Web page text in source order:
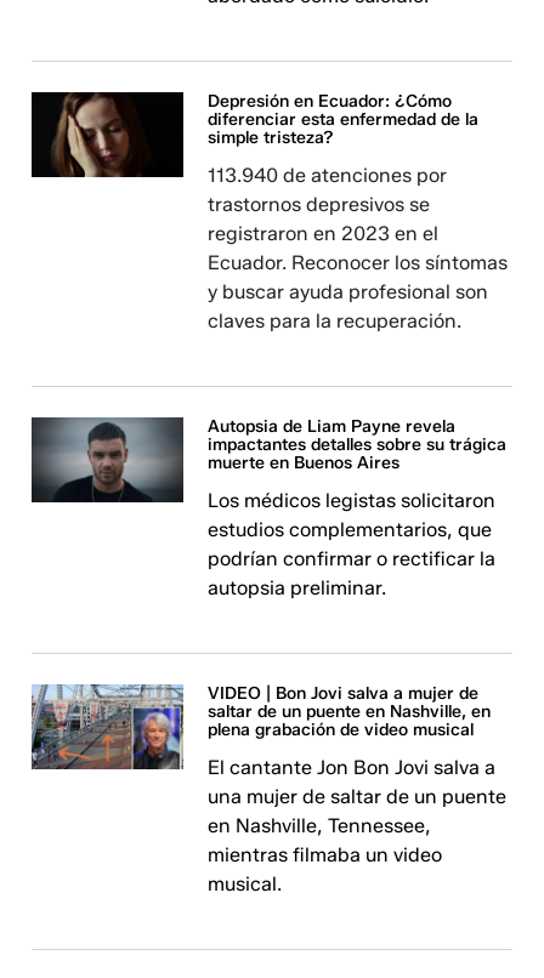
Depresión en Ecuador: ¿Cómo
diferenciar esta enfermedad de la
simple tristeza?
113.940 de atenciones por
trastornos depresivos se
registraron en 2023 en el
Ecuador. Reconocer los síntomas
y buscar ayuda profesional son
claves para la recuperación.
Autopsia de Liam Payne revela
impactantes detalles sobre su trágica
muerte en Buenos Aires
Los médicos legistas solicitaron
estudios complementarios, que
podrían confirmar o rectificar la
autopsia preliminar.
VIDEO | Bon Jovi salva a mujer de
saltar de un puente en Nashville, en
plena grabación de video musical
El cantante Jon Bon Jovi salva a
una mujer de saltar de un puente
en Nashville, Tennessee,
mientras filmaba un video
musical.